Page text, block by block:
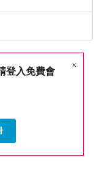
×
登入免費會